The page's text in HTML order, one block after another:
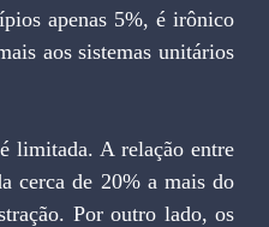
apenas 5%, é irônico
aos sistemas unitários
limitada. A relação entre
cerca de 20% a mais do
Por outro lado, os